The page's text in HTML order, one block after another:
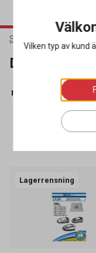
Städ & Hygien
SORTERA
Lagerrensning
Vilken typ av kund